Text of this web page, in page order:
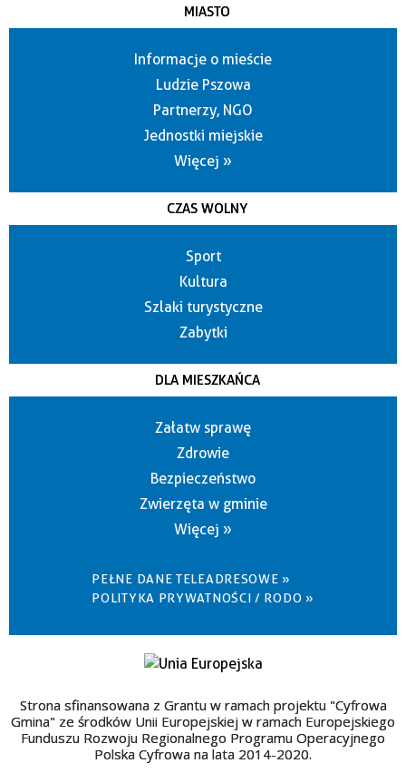
MIASTO
Informacje o mieście
Ludzie Pszowa
Partnerzy, NGO
Jednostki miejskie
Więcej »
CZAS WOLNY
Sport
Kultura
Szlaki turystyczne
Zabytki
DLA MIESZKAŃCA
Załatw sprawę
Zdrowie
Bezpieczeństwo
Zwierzęta w gminie
Więcej »
PEŁNE DANE TELEADRESOWE »
POLITYKA PRYWATNOŚCI / RODO »
Strona sfinansowana z Grantu w ramach projektu "Cyfrowa
Gmina" ze środków Unii Europejskiej w ramach Europejskiego
Funduszu Rozwoju Regionalnego Programu Operacyjnego
Polska Cyfrowa na lata 2014-2020.